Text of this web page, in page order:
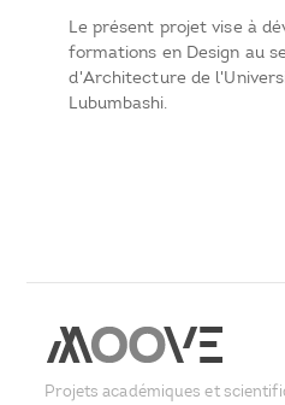
Le présent projet vise à
formations en Design au
d'Architecture de
Lubumbashi.
Projets académiques et